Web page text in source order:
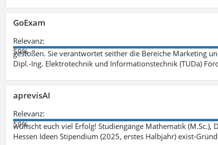
GoExam
Relevanz:
59%
gestoßen. Sie verantwortet seither die Bereiche Marketing
Dipl.-Ing. Elektrotechnik und Informationstechnik (TUDa)
aprevisAI
Relevanz:
59%
wünscht euch viel Erfolg! Studiengänge Mathematik (M.Sc.),
Hessen Ideen Stipendium (2025, erstes Halbjahr) exist-